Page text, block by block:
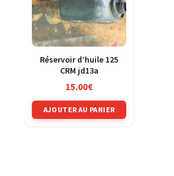
Réservoir d’huile 125
CRM jd13a
15.00€
AJOUTER AU PANIER